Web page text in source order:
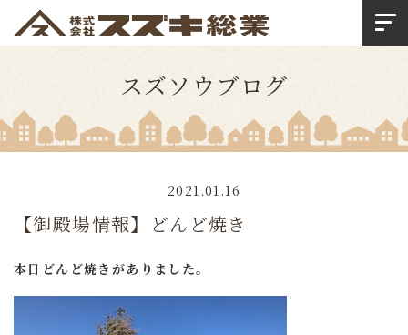
スズソウブログ
2021.01.16
【御殿場情報】どんど焼き
本日どんど焼きがありました。